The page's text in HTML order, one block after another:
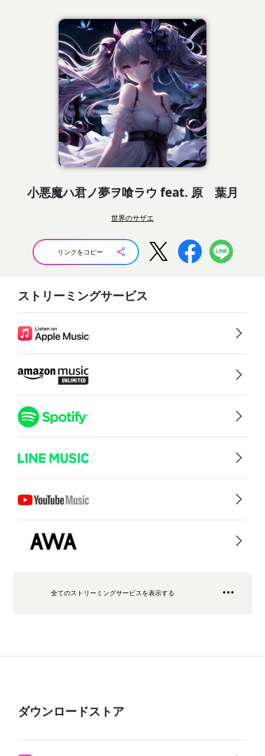
小悪魔ハ君ノ夢ヲ喰ラウ feat. 原 葉月
世界のサザエ
リンクをコピー
ストリーミングサービス
全てのストリーミングサービスを表示する
ダウンロードストア